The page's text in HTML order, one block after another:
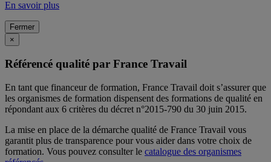
En savoir plus
Fermer
×
Référencé qualité par France Travail
En tant que financeur de formation, France Travail doit s’assurer que
les organismes de formation dispensent des formations de qualité en
répondant aux 6 critères du décret n°2015-790 du 30 juin 2015.
La mise en place de la démarche qualité de France Travail vous
garantit plus de transparence pour vous aider dans votre choix de
formation. Vous pouvez consulter le catalogue des organismes